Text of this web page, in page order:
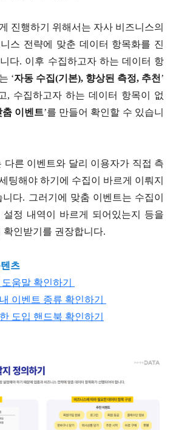
진행하기 위해서는 자사 비즈니스의
스 전략에 맞춘 데이터 항목화를 진
다. 이후 수집하고자 하는 데이터 항
‘자동 수집(기본), 향상된 측정, 추천’
, 수집하고자 하는 데이터 항목이 없
춤 이벤트’를 만들어 확인할 수 있습니
다른 이벤트와 달리 이용자가 직접 측
팅해야 하기에 수집이 바르게 이뤄지
다. 그러기에 맞춤 이벤트는 수집이
설정 내역이 바르게 되어있는지 등을
확인받기를 권장합니다.
츠
움말 확인하기
이벤트 종류 확인하기
도입 핸드북 확인하기